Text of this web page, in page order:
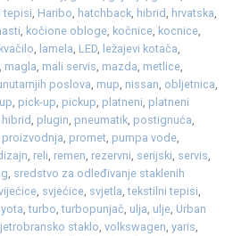
tepisi Haribo hatchback hibrid hrvatska
kočione obloge kočnice kocnice
kvačilo lamela LED ležajevi kotača
magla mali servis mazda metlice
poslova mup nissan obljetnica
pick-up pickup platneni platneni
plugin pneumatik postignuća
proizvodnja promet pumpa vode
reli remen rezervni serijski servis
sredstvo za odleđivanje staklenih
svjećice svjetla ,tekstilni tepisi
,turbo ,turbopunjač ulja ulje Urban
staklo volkswagen yaris